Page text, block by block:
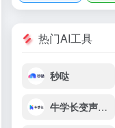
热门AI工具
秒哒
牛学长变声精灵